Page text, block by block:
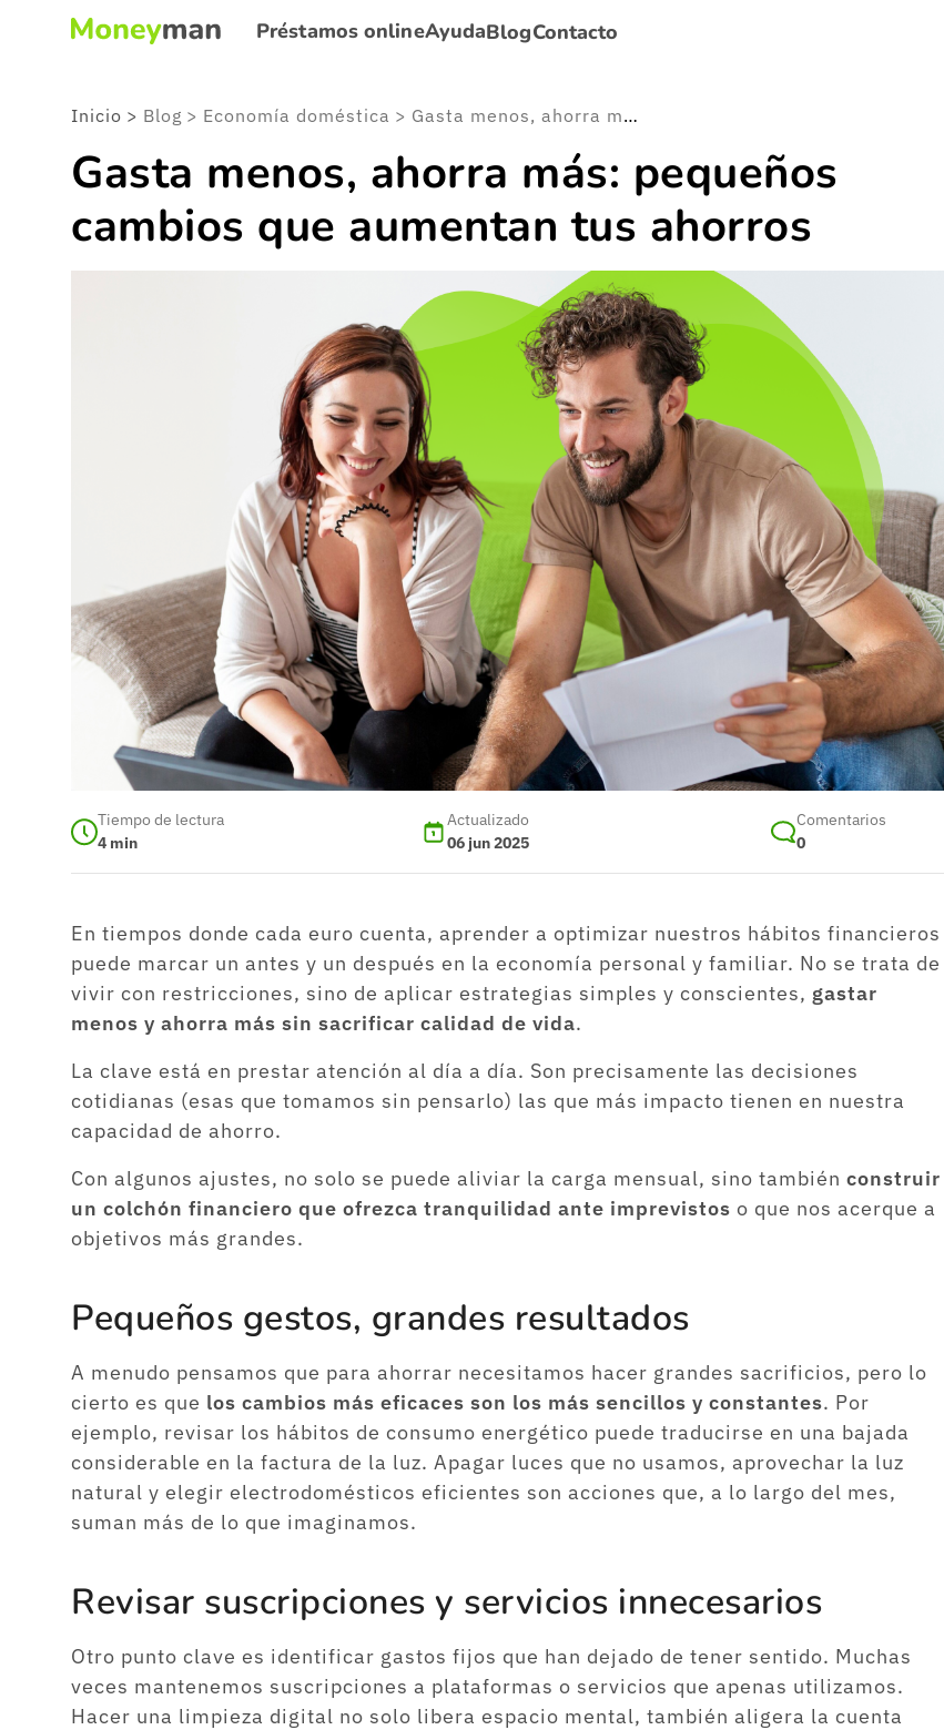
Préstamos onlineAyudaBlogContacto
Inicio > Blog > Economía doméstica > Gasta menos, ahorra más: pequeños cambios que aumentan tus ahorros
Gasta menos, ahorra más: pequeños
cambios que aumentan tus ahorros
Tiempo de lectura
4 min
Actualizado
06 jun 2025
Comentarios
0
En tiempos donde cada euro cuenta, aprender a optimizar nuestros hábitos financieros
puede marcar un antes y un después en la economía personal y familiar. No se trata de
vivir con restricciones, sino de aplicar estrategias simples y conscientes, gastar
menos y ahorra más sin sacrificar calidad de vida.
La clave está en prestar atención al día a día. Son precisamente las decisiones
cotidianas (esas que tomamos sin pensarlo) las que más impacto tienen en nuestra
capacidad de ahorro.
Con algunos ajustes, no solo se puede aliviar la carga mensual, sino también construir
un colchón financiero que ofrezca tranquilidad ante imprevistos o que nos acerque a
objetivos más grandes.
Pequeños gestos, grandes resultados
A menudo pensamos que para ahorrar necesitamos hacer grandes sacrificios, pero lo
cierto es que los cambios más eficaces son los más sencillos y constantes. Por
ejemplo, revisar los hábitos de consumo energético puede traducirse en una bajada
considerable en la factura de la luz. Apagar luces que no usamos, aprovechar la luz
natural y elegir electrodomésticos eficientes son acciones que, a lo largo del mes,
suman más de lo que imaginamos.
Revisar suscripciones y servicios innecesarios
Otro punto clave es identificar gastos fijos que han dejado de tener sentido. Muchas
veces mantenemos suscripciones a plataformas o servicios que apenas utilizamos.
Hacer una limpieza digital no solo libera espacio mental, también aligera la cuenta